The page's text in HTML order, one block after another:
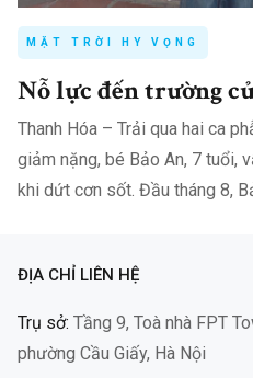
MẶT TRỜI HY VỌNG
Nỗ lực đến trường
Thanh Hóa – Trải qua hai ca
giảm nặng, bé Bảo An, 7 tuổi,
khi dứt cơn sốt. Đầu tháng 8,
ĐỊA CHỈ LIÊN HỆ
Trụ sở: Tầng 9, Toà nhà FPT
phường Cầu Giấy, Hà Nội